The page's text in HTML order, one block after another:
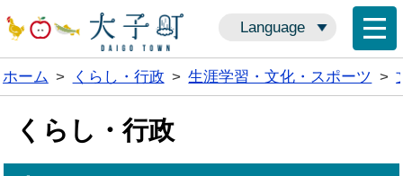
Language
ホーム > くらし・行政 > 生涯学習・文化・スポーツ >
くらし・行政